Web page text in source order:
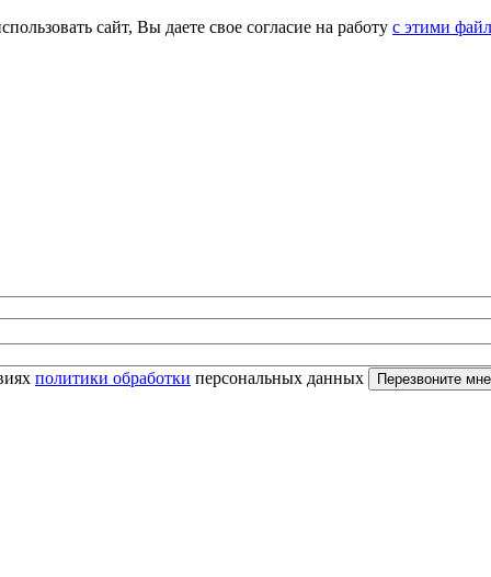
сайт, Вы даете свое согласие на работу с этими
политики обработки персональных данных